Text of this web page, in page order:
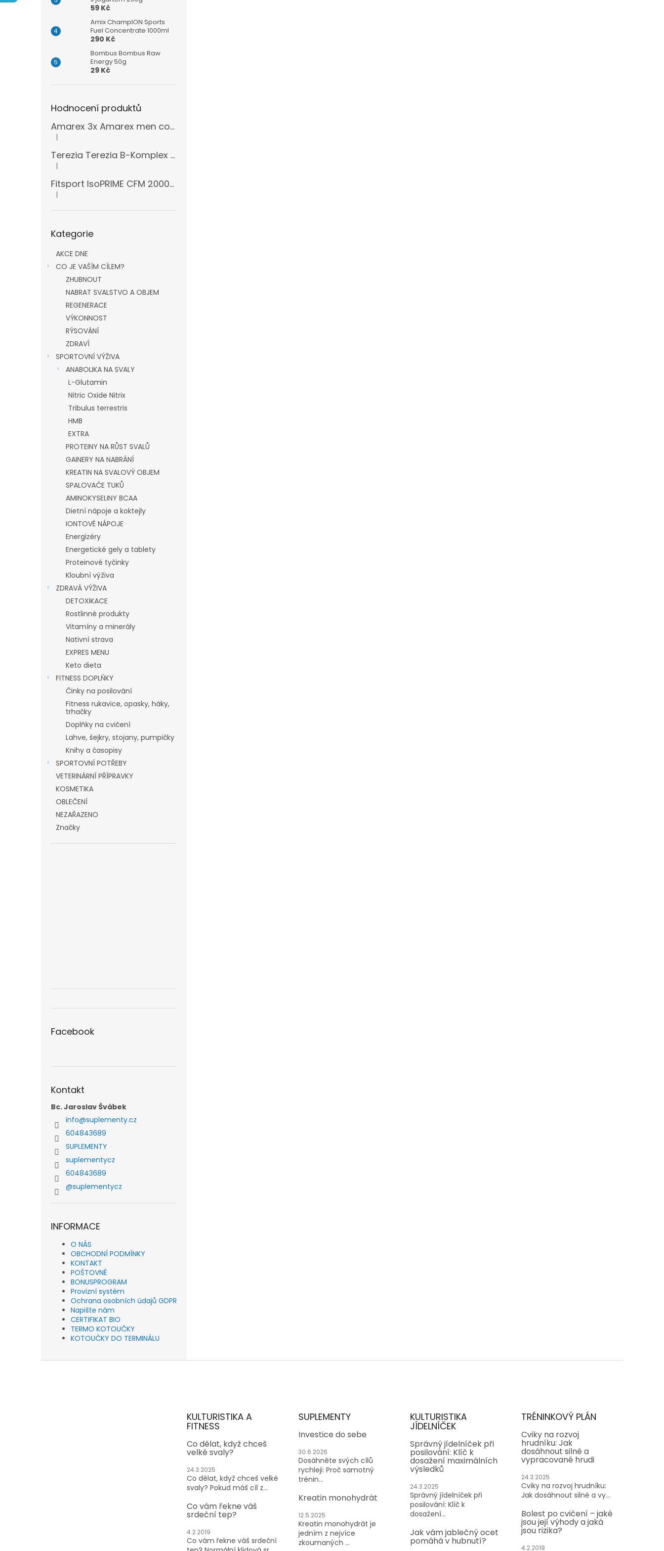
59 Kč
Amix ChampION Sports
Fuel Concentrate 1000ml
290 Kč
Bombus Bombus Raw
Energy 50g
29 Kč
Hodnocení produktů
Amarex 3x Amarex men complex 120 kapslí
Hodnocení produktu je 5 z 5 hvězdiček.
|
Terezia Terezia B-Komplex super forte 100 tablet
Hodnocení produktu je 5 z 5 hvězdiček.
|
Fitsport IsoPRIME CFM 2000g + šejkr
Hodnocení produktu je 5 z 5 hvězdiček.
|
kategorie
Kategorie
AKCE DNE
CO JE VAŠÍM CÍLEM?
ZHUBNOUT
NABRAT SVALSTVO A OBJEM
REGENERACE
VÝKONNOST
RÝSOVÁNÍ
ZDRAVÍ
SPORTOVNÍ VÝŽIVA
ANABOLIKA NA SVALY
L-Glutamin
Nitric Oxide Nitrix
Tribulus terrestris
HMB
EXTRA
PROTEINY NA RŮST SVALŮ
GAINERY NA NABRÁNÍ
KREATIN NA SVALOVÝ OBJEM
SPALOVAČE TUKŮ
AMINOKYSELINY BCAA
Dietní nápoje a koktejly
IONTOVÉ NÁPOJE
Energizéry
Energetické gely a tablety
Proteinové tyčinky
Kloubní výživa
ZDRAVÁ VÝŽIVA
DETOXIKACE
Rostlinné produkty
Vitamíny a minerály
Nativní strava
EXPRES MENU
Keto dieta
FITNESS DOPLŇKY
Činky na posilování
Fitness rukavice, opasky, háky,
trhačky
Doplňky na cvičení
Lahve, šejkry, stojany, pumpičky
Knihy a časopisy
SPORTOVNÍ POTŘEBY
VETERINÁRNÍ PŘÍPRAVKY
KOSMETIKA
OBLEČENÍ
NEZAŘAZENO
Značky
Facebook
Kontakt
Bc. Jaroslav Švábek
info@suplementy.cz
604843689
SUPLEMENTY
suplementycz
604843689
@suplementycz
INFORMACE
O NÁS
OBCHODNÍ PODMÍNKY
KONTAKT
POŠTOVNÉ
BONUSPROGRAM
Provizní systém
Ochrana osobních údajů GDPR
Napište nám
CERTIFIKAT BIO
TERMO KOTOUČKY
KOTOUČKY DO TERMINÁLU
KULTURISTIKA A
FITNESS
Co dělat, když chceš
velké svaly?
24.3.2025
Co dělat, když chceš velké
svaly? Pokud máš cíl z...
Co vám řekne váš
srdeční tep?
4.2.2019
Co vám řekne váš srdeční
SUPLEMENTY
Investice do sebe
30.6.2026
Dosáhněte svých cílů
rychleji: Proč samotný
trénin...
Kreatin monohydrát
12.5.2025
Kreatin monohydrát je
jedním z nejvíce
zkoumaných ...
KULTURISTIKA
JÍDELNÍČEK
Správný jídelníček při
posilování: Klíč k
dosažení maximálních
výsledků
24.3.2025
Správný jídelníček při
posilování: Klíč k
dosažení...
Jak vám jablečný ocet
pomáhá v hubnutí?
TRÉNINKOVÝ PLÁN
Cviky na rozvoj
hrudníku: Jak
dosáhnout silné a
vypracované hrudi
24.3.2025
Cviky na rozvoj hrudníku:
Jak dosáhnout silné a vy...
Bolest po cvičení – jaké
jsou její výhody a jaká
jsou rizika?
4.2.2019